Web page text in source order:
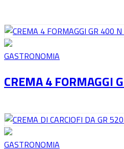
GASTRONOMIA
CREMA 4 FORMAGGI
GASTRONOMIA